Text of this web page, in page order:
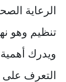
الرعاية
تنظيم وهو
ويدرك
التعرف على